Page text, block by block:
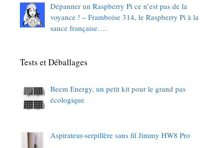
Dépanner un Raspberry Pi ce n’est pas de la
voyance ! – Framboise 314, le Raspberry Pi à la
sauce française….
Tests et Déballages
Beem Energy, un petit kit pour le grand pas
écologique
Aspirateur-serpillère sans fil Jimmy HW8 Pro